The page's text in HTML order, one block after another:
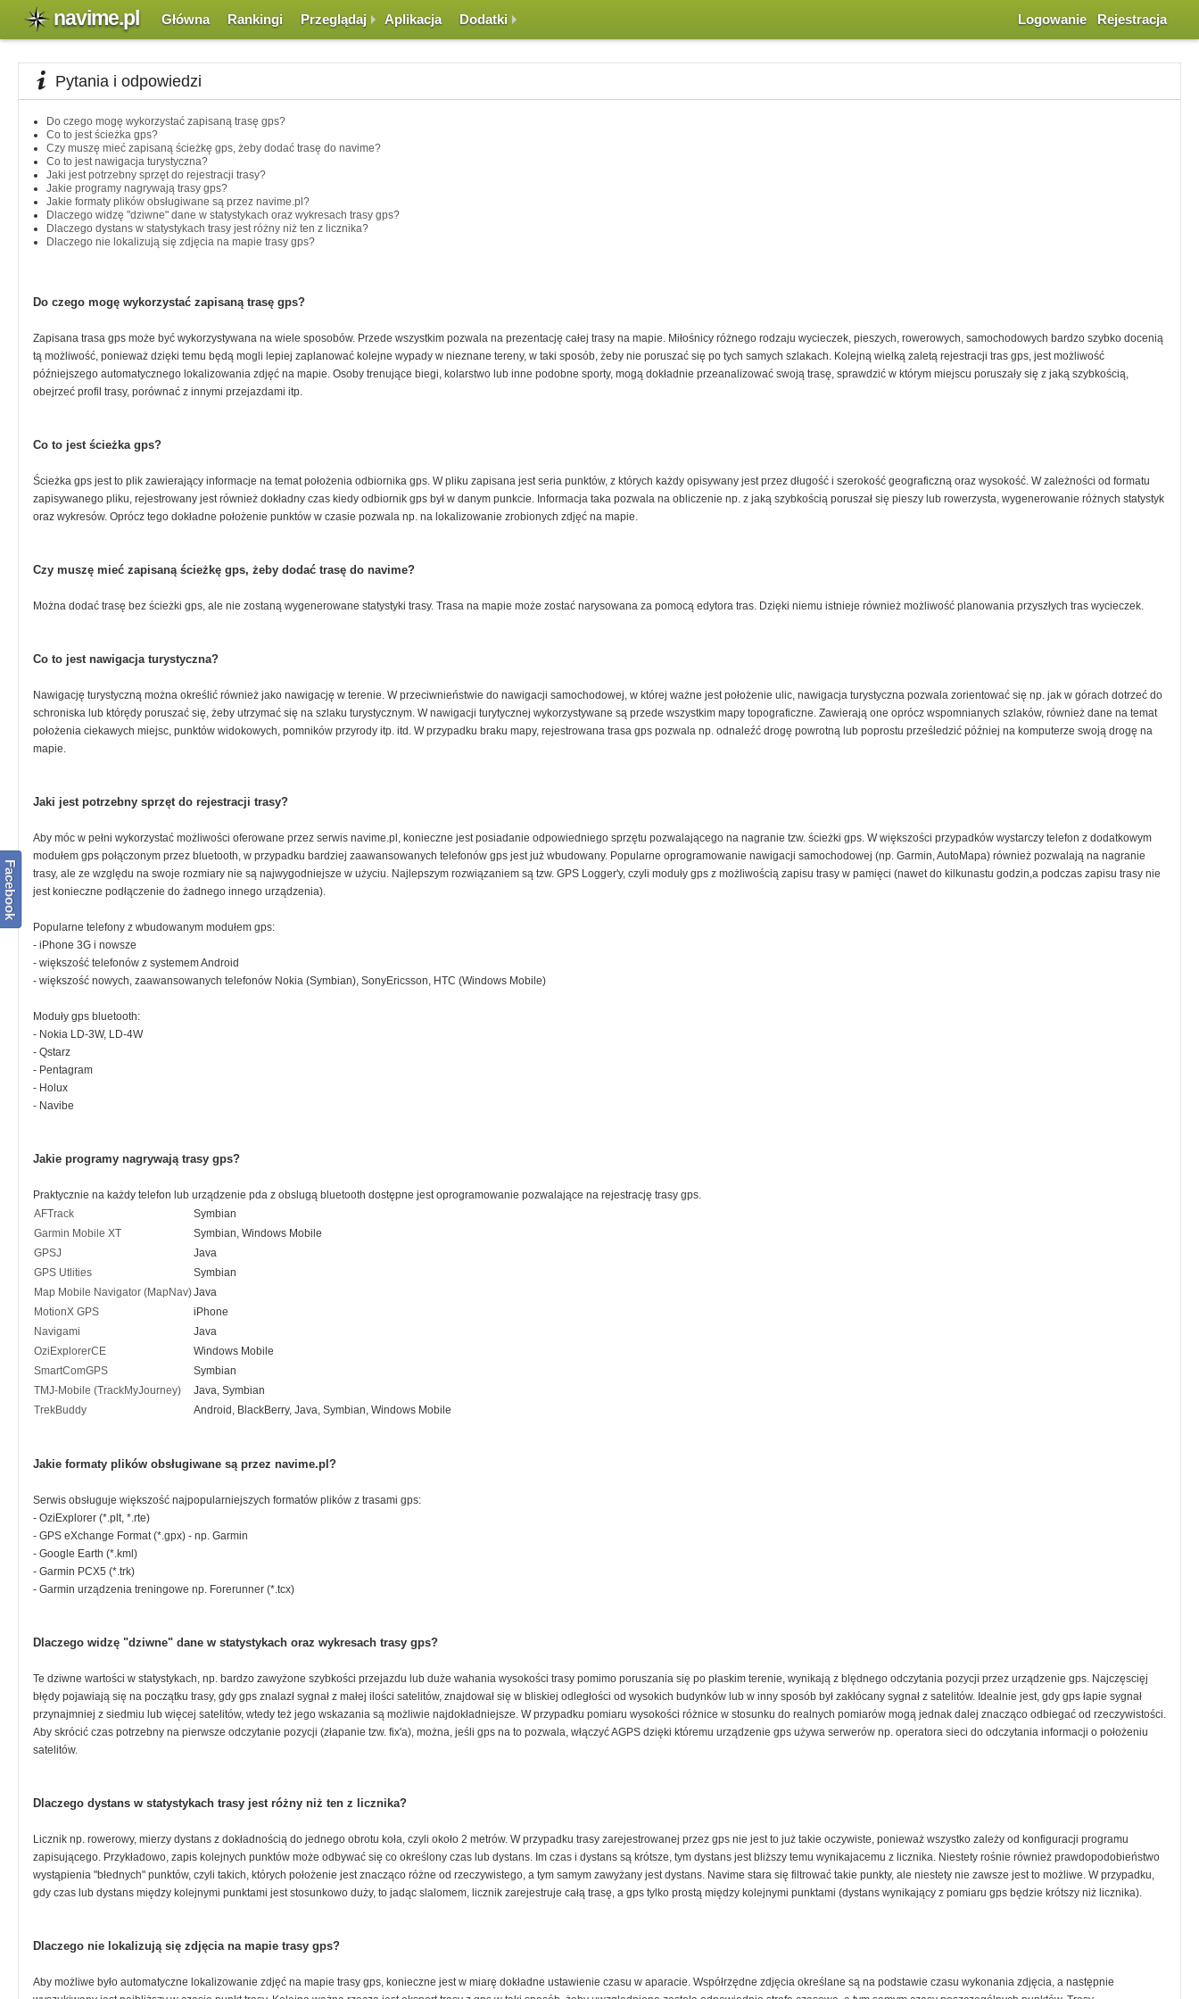
navime.pl Główna Rankingi Przeglądaj Aplikacja Dodatki Logowanie Rejestracja
Pytania i odpowiedzi
Do czego mogę wykorzystać zapisaną trasę gps?
Co to jest ścieżka gps?
Czy muszę mieć zapisaną ścieżkę gps, żeby dodać trasę do navime?
Co to jest nawigacja turystyczna?
Jaki jest potrzebny sprzęt do rejestracji trasy?
Jakie programy nagrywają trasy gps?
Jakie formaty plików obsługiwane są przez navime.pl?
Dlaczego widzę "dziwne" dane w statystykach oraz wykresach trasy gps?
Dlaczego dystans w statystykach trasy jest różny niż ten z licznika?
Dlaczego nie lokalizują się zdjęcia na mapie trasy gps?
Do czego mogę wykorzystać zapisaną trasę gps?
Zapisana trasa gps może być wykorzystywana na wiele sposobów. Przede wszystkim pozwala na prezentację całej trasy na mapie. Miłośnicy różnego rodzaju wycieczek, pieszych, rowerowych, samochodowych bardzo szybko docenią
tą możliwość, ponieważ dzięki temu będą mogli lepiej zaplanować kolejne wypady w nieznane tereny, w taki sposób, żeby nie poruszać się po tych samych szlakach. Kolejną wielką zaletą rejestracji tras gps, jest możliwość
późniejszego automatycznego lokalizowania zdjęć na mapie. Osoby trenujące biegi, kolarstwo lub inne podobne sporty, mogą dokładnie przeanalizować swoją trasę, sprawdzić w którym miejscu poruszały się z jaką szybkością,
obejrzeć profil trasy, porównać z innymi przejazdami itp.
Co to jest ścieżka gps?
Ścieżka gps jest to plik zawierający informacje na temat położenia odbiornika gps. W pliku zapisana jest seria punktów, z których każdy opisywany jest przez długość i szerokość geograficzną oraz wysokość. W zależności od formatu
zapisywanego pliku, rejestrowany jest również dokładny czas kiedy odbiornik gps był w danym punkcie. Informacja taka pozwala na obliczenie np. z jaką szybkością poruszał się pieszy lub rowerzysta, wygenerowanie różnych statystyk
oraz wykresów. Oprócz tego dokładne położenie punktów w czasie pozwala np. na lokalizowanie zrobionych zdjęć na mapie.
Czy muszę mieć zapisaną ścieżkę gps, żeby dodać trasę do navime?
Można dodać trasę bez ścieżki gps, ale nie zostaną wygenerowane statystyki trasy. Trasa na mapie może zostać narysowana za pomocą edytora tras. Dzięki niemu istnieje również możliwość planowania przyszłych tras wycieczek.
Co to jest nawigacja turystyczna?
Nawigację turystyczną można określić również jako nawigację w terenie. W przeciwnieństwie do nawigacji samochodowej, w której ważne jest położenie ulic, nawigacja turystyczna pozwala zorientować się np. jak w górach dotrzeć do
schroniska lub którędy poruszać się, żeby utrzymać się na szlaku turystycznym. W nawigacji turytycznej wykorzystywane są przede wszystkim mapy topograficzne. Zawierają one oprócz wspomnianych szlaków, również dane na temat
położenia ciekawych miejsc, punktów widokowych, pomników przyrody itp. itd. W przypadku braku mapy, rejestrowana trasa gps pozwala np. odnaleźć drogę powrotną lub poprostu prześledzić później na komputerze swoją drogę na
mapie.
Jaki jest potrzebny sprzęt do rejestracji trasy?
Aby móc w pełni wykorzystać możliwości oferowane przez serwis navime.pl, konieczne jest posiadanie odpowiedniego sprzętu pozwalającego na nagranie tzw. ścieżki gps. W większości przypadków wystarczy telefon z dodatkowym
modułem gps połączonym przez bluetooth, w przypadku bardziej zaawansowanych telefonów gps jest już wbudowany. Popularne oprogramowanie nawigacji samochodowej (np. Garmin, AutoMapa) również pozwalają na nagranie
trasy, ale ze względu na swoje rozmiary nie są najwygodniejsze w użyciu. Najlepszym rozwiązaniem są tzw. GPS Logger'y, czyli moduły gps z możliwością zapisu trasy w pamięci (nawet do kilkunastu godzin,a podczas zapisu trasy nie
jest konieczne podłączenie do żadnego innego urządzenia).
Popularne telefony z wbudowanym modułem gps:
- iPhone 3G i nowsze
- większość telefonów z systemem Android
- większość nowych, zaawansowanych telefonów Nokia (Symbian), SonyEricsson, HTC (Windows Mobile)
Moduły gps bluetooth:
- Nokia LD-3W, LD-4W
- Qstarz
- Pentagram
- Holux
- Navibe
Jakie programy nagrywają trasy gps?
Praktycznie na każdy telefon lub urządzenie pda z obslugą bluetooth dostępne jest oprogramowanie pozwalające na rejestrację trasy gps.
AFTrack
Symbian
Garmin Mobile XT
Symbian, Windows Mobile
GPSJ
Java
GPS Utlities
Symbian
Map Mobile Navigator (MapNav)Java
MotionX GPS
iPhone
Navigami
Java
OziExplorerCE
Windows Mobile
SmartComGPS
Symbian
TMJ-Mobile (TrackMyJourney)
Java, Symbian
TrekBuddy
Android, BlackBerry, Java, Symbian, Windows Mobile
Jakie formaty plików obsługiwane są przez navime.pl?
Serwis obsługuje większość najpopularniejszych formatów plików z trasami gps:
- OziExplorer (*.plt, *.rte)
- GPS eXchange Format (*.gpx) - np. Garmin
- Google Earth (*.kml)
- Garmin PCX5 (*.trk)
- Garmin urządzenia treningowe np. Forerunner (*.tcx)
Dlaczego widzę "dziwne" dane w statystykach oraz wykresach trasy gps?
Te dziwne wartości w statystykach, np. bardzo zawyżone szybkości przejazdu lub duże wahania wysokości trasy pomimo poruszania się po płaskim terenie, wynikają z blędnego odczytania pozycji przez urządzenie gps. Najczęscięj
błędy pojawiają się na początku trasy, gdy gps znalazł sygnał z małej ilości satelitów, znajdował się w bliskiej odległości od wysokich budynków lub w inny sposób był zakłócany sygnał z satelitów. Idealnie jest, gdy gps łapie sygnał
przynajmniej z siedmiu lub więcej satelitów, wtedy też jego wskazania są możliwie najdokładniejsze. W przypadku pomiaru wysokości różnice w stosunku do realnych pomiarów mogą jednak dalej znacząco odbiegać od rzeczywistości.
Aby skrócić czas potrzebny na pierwsze odczytanie pozycji (złapanie tzw. fix'a), można, jeśli gps na to pozwala, włączyć AGPS dzięki któremu urządzenie gps używa serwerów np. operatora sieci do odczytania informacji o położeniu
satelitów.
Dlaczego dystans w statystykach trasy jest różny niż ten z licznika?
Licznik np. rowerowy, mierzy dystans z dokładnością do jednego obrotu koła, czyli około 2 metrów. W przypadku trasy zarejestrowanej przez gps nie jest to już takie oczywiste, ponieważ wszystko zależy od konfiguracji programu
zapisującego. Przykładowo, zapis kolejnych punktów może odbywać się co określony czas lub dystans. Im czas i dystans są krótsze, tym dystans jest bliższy temu wynikajacemu z licznika. Niestety rośnie również prawdopodobieństwo
wystąpienia "błednych" punktów, czyli takich, których położenie jest znacząco różne od rzeczywistego, a tym samym zawyżany jest dystans. Navime stara się filtrować takie punkty, ale niestety nie zawsze jest to możliwe. W przypadku,
gdy czas lub dystans między kolejnymi punktami jest stosunkowo duży, to jadąc slalomem, licznik zarejestruje całą trasę, a gps tylko prostą między kolejnymi punktami (dystans wynikający z pomiaru gps będzie krótszy niż licznika).
Dlaczego nie lokalizują się zdjęcia na mapie trasy gps?
Aby możliwe było automatyczne lokalizowanie zdjęć na mapie trasy gps, konieczne jest w miarę dokładne ustawienie czasu w aparacie. Współrzędne zdjęcia określane są na podstawie czasu wykonania zdjęcia, a następnie
Facebook